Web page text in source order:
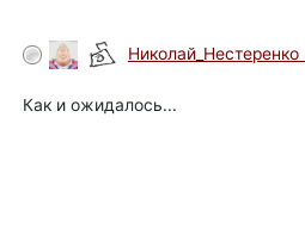
Николай_Нестеренко
Как и ожидалось...